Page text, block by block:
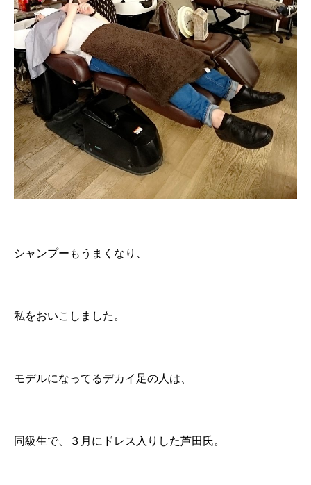
シャンプーもうまくなり、
私をおいこしました。
モデルになってるデカイ足の人は、
同級生で、３月にドレス入りした芦田氏。